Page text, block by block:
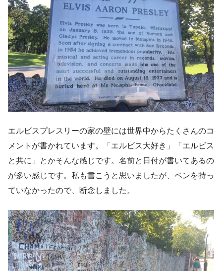
エルビスプレスリーの家の壁には世界中からたくさんのコ
メントが書かれています。「エルビス大好き」「エルビス
と共に」とかそんな感じです。名前と日付が書いてあるの
が多い感じです。私も書こうと思いましたが、ペンを持っ
ていなかったので、断念しました。